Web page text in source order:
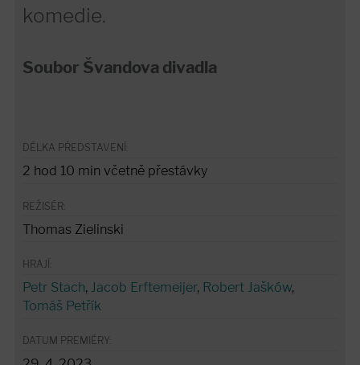
komedie.
Soubor Švandova divadla
DÉLKA PŘEDSTAVENÍ:
2 hod 10 min včetně přestávky
REŽISÉR:
Thomas Zielinski
HRAJÍ:
Petr Stach, Jacob Erftemeijer, Robert Jašków,
Tomáš Petřík
DATUM PREMIÉRY: